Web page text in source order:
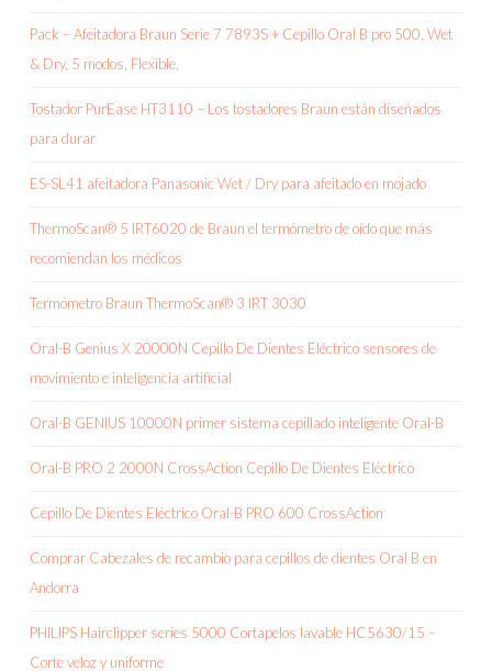
Pack – Afeitadora Braun Serie 7 7893S + Cepillo Oral B pro 500, Wet
& Dry, 5 modos, Flexible,
Tostador PurEase HT3110 – Los tostadores Braun están diseñados
para durar
ES-SL41 afeitadora Panasonic Wet / Dry para afeitado en mojado
ThermoScan® 5 IRT6020 de Braun el termómetro de oído que más
recomiendan los médicos
Termómetro Braun ThermoScan® 3 IRT 3030
Oral-B Genius X 20000N Cepillo De Dientes Eléctrico sensores de
movimiento e inteligencia artificial
Oral-B GENIUS 10000N primer sistema cepillado inteligente Oral-B
Oral-B PRO 2 2000N CrossAction Cepillo De Dientes Eléctrico
Cepillo De Dientes Eléctrico Oral-B PRO 600 CrossAction
Comprar Cabezales de recambio para cepillos de dientes Oral B en
Andorra
PHILIPS Hairclipper series 5000 Cortapelos lavable HC5630/15 –
Corte veloz y uniforme